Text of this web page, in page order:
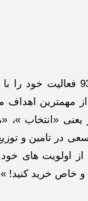
فروشگاه اینترنتی ادبازار
اهداف
«انتخاب »،
در تامین و
اولویت های خود
و خاص خرید